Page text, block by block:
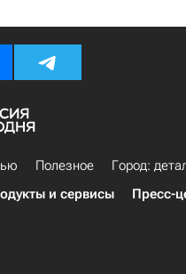
Полезное
Город:
и сервисы Пресс-